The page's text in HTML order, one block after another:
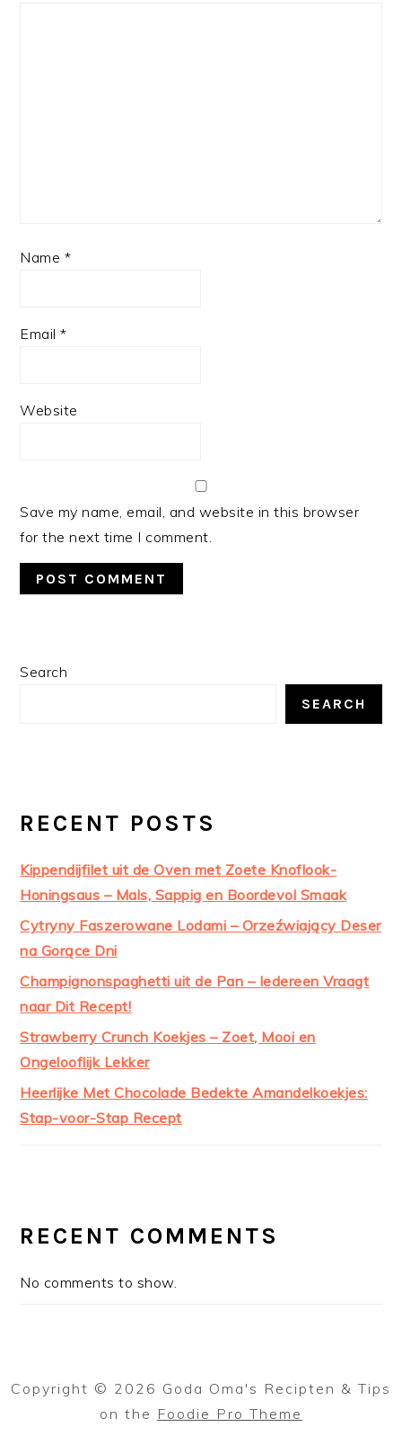
Name *
Email*
Website
Save my name, email, and website in this browser
for the next time I comment.
PRIMARY
Search
SEARCH
RECENT POSTS
Kippendijfilet uit de Oven met Zoete Knoflook-
Honingsaus – Mals, Sappig en Boordevol Smaak
Cytryny Faszerowane Lodami – Orzeźwiający Deser
na Gorące Dni
Champignonspaghetti uit de Pan – Iedereen Vraagt
naar Dit Recept!
Strawberry Crunch Koekjes – Zoet, Mooi en
Ongelooflijk Lekker
Heerlijke Met Chocolade Bedekte Amandelkoekjes:
Stap-voor-Stap Recept
RECENT COMMENTS
No comments to show.
Copyright © 2026 Goda Oma's Recipten & Tips
on the Foodie Pro Theme